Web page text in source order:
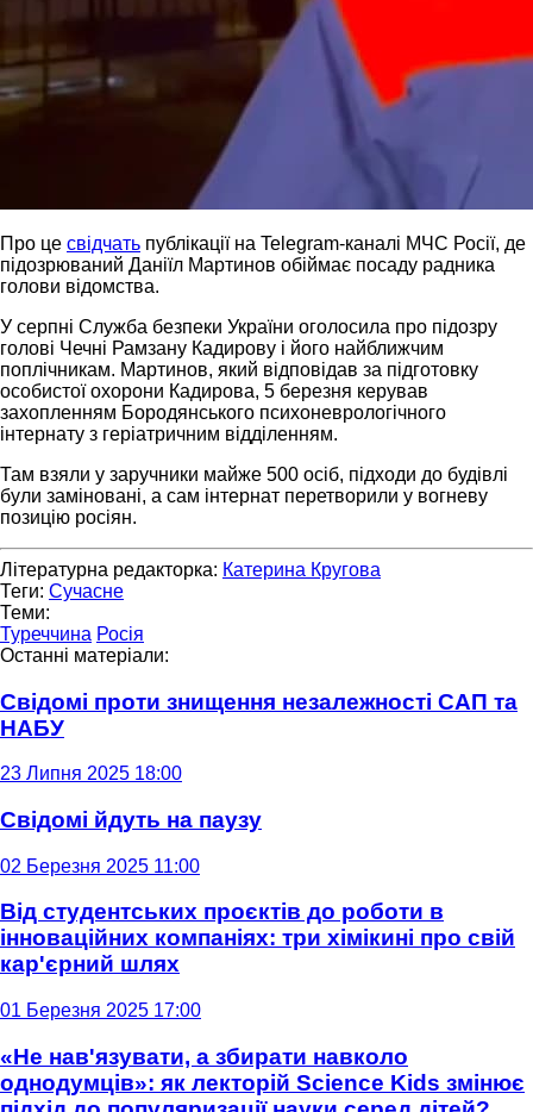
Про це свідчать публікації на Telegram-каналі МЧС Росії, де
підозрюваний Даніїл Мартинов обіймає посаду радника
голови відомства.
У серпні Служба безпеки України оголосила про підозру
голові Чечні Рамзану Кадирову і його найближчим
поплічникам. Мартинов, який відповідав за підготовку
особистої охорони Кадирова, 5 березня керував
захопленням Бородянського психоневрологічного
інтернату з геріатричним відділенням.
Там взяли у заручники майже 500 осіб, підходи до будівлі
були заміновані, а сам інтернат перетворили у вогневу
позицію росіян.
Літературна редакторка: Катерина Кругова
Теги: Сучасне
Теми:
Туреччина Росія
Останні матеріали:
Свідомі проти знищення незалежності САП та
НАБУ
23 Липня 2025 18:00
Свідомі йдуть на паузу
02 Березня 2025 11:00
Від студентських проєктів до роботи в
інноваційних компаніях: три хімікині про свій
кар'єрний шлях
01 Березня 2025 17:00
«Не нав'язувати, а збирати навколо
однодумців»: як лекторій Science Kids змінює